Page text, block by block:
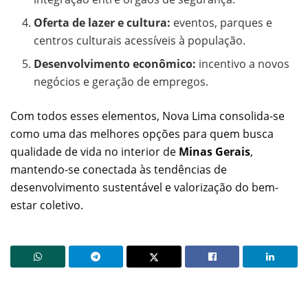
Oferta de lazer e cultura: eventos, parques e
centros culturais acessíveis à população.
Desenvolvimento econômico: incentivo a novos
negócios e geração de empregos.
Com todos esses elementos, Nova Lima consolida-se
como uma das melhores opções para quem busca
qualidade de vida no interior de Minas Gerais,
mantendo-se conectada às tendências de
desenvolvimento sustentável e valorização do bem-
estar coletivo.